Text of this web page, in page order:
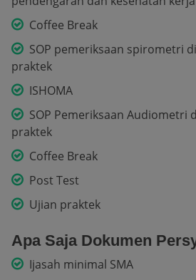
Coffee Break
SOP pemeriksaan spirometri
praktek
ISHOMA
SOP Pemeriksaan Audiometri
praktek
Coffee Break
Post Test
Ujian praktek
Apa Saja Dokumen
Ijasah minimal SMA